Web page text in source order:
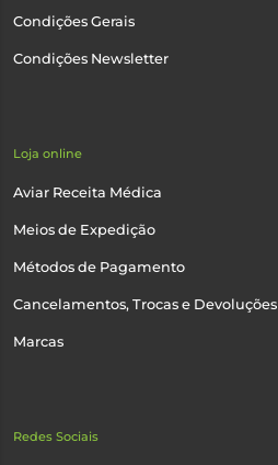
Condições Gerais
Condições Newsletter
Loja online
Aviar Receita Médica
Meios de Expedição
Métodos de Pagamento
Cancelamentos, Trocas e Devoluções
Marcas
Redes Sociais